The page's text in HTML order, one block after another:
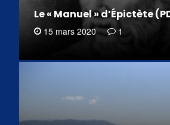
Le « Manuel » d’Épictète
15 mars 2020 1